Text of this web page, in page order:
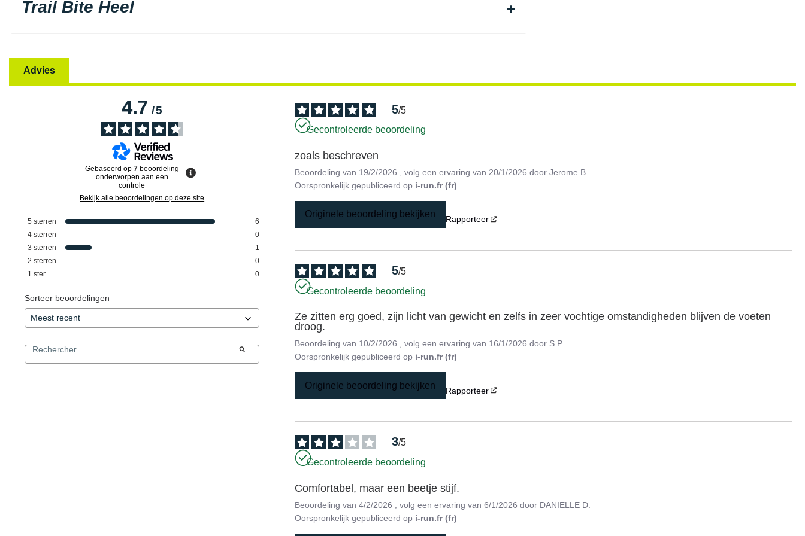
Trail Bite Heel
Advies
4.7/5
Gebaseerd op 7 beoordeling
onderworpen aan een
controle
Bekijk alle beoordelingen op deze site
5 sterren
6
4 sterren
0
3 sterren
1
2 sterren
0
1 ster 0
Sorteer beoordelingen
5/5
Gecontroleerde beoordeling
zoals beschreven
Beoordeling van 19/2/2026 , volg een ervaring van 20/1/2026 doorJerome B.
Oorspronkelijk gepubliceerd op i-run.fr (fr)
Originele beoordeling bekijken Rapporteer
5/5
Gecontroleerde beoordeling
Ze zitten erg goed, zijn licht van gewicht en zelfs in zeer vochtige omstandigheden blijven de voeten
droog.
Beoordeling van 10/2/2026 , volg een ervaring van 16/1/2026 door S.P.
Oorspronkelijk gepubliceerd op i-run.fr (fr)
Originele beoordeling bekijken Rapporteer
3/5
Gecontroleerde beoordeling
Comfortabel, maar een beetje stijf.
Beoordeling van4/2/2026 , volg een ervaring van6/1/2026 door DANIELLE D.
Oorspronkelijk gepubliceerd op i-run.fr (fr)